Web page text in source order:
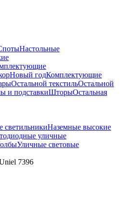
Настольные
Новый годКомплектующие
Остальной текстильОстальной
и подставкиШторыОстальная
светильникиНаземные высокие
уличные
Уличные световые
7396